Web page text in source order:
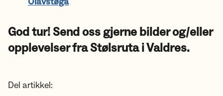
God tur! Send oss gjerne bilder og/eller
opplevelser fra Stølsruta i Valdres.
Del artikkel: